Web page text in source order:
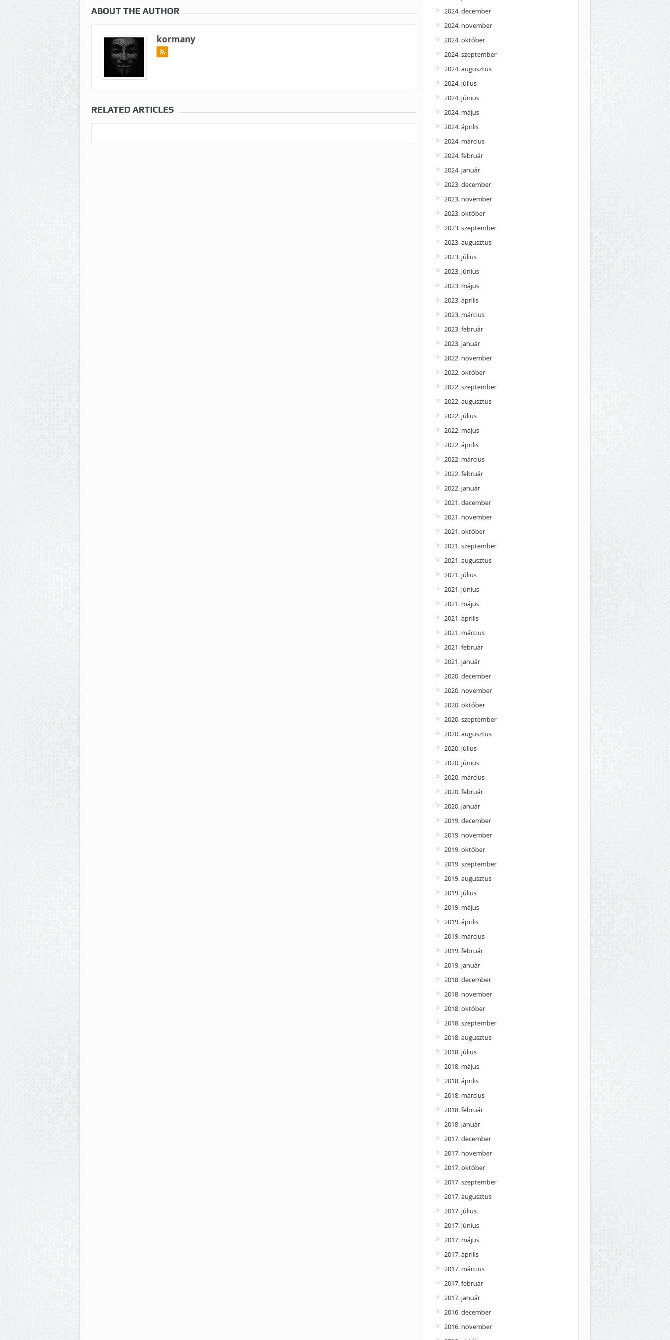
ABOUT THE AUTHOR
kormany
RELATED ARTICLES
2024. december
2024. november
2024. október
2024. szeptember
2024. augusztus
2024. július
2024. június
2024. május
2024. április
2024. március
2024. február
2024. január
2023. december
2023. november
2023. október
2023. szeptember
2023. augusztus
2023. július
2023. június
2023. május
2023. április
2023. március
2023. február
2023. január
2022. november
2022. október
2022. szeptember
2022. augusztus
2022. július
2022. május
2022. április
2022. március
2022. február
2022. január
2021. december
2021. november
2021. október
2021. szeptember
2021. augusztus
2021. július
2021. június
2021. május
2021. április
2021. március
2021. február
2021. január
2020. december
2020. november
2020. október
2020. szeptember
2020. augusztus
2020. július
2020. június
2020. március
2020. február
2020. január
2019. december
2019. november
2019. október
2019. szeptember
2019. augusztus
2019. július
2019. május
2019. április
2019. március
2019. február
2019. január
2018. december
2018. november
2018. október
2018. szeptember
2018. augusztus
2018. július
2018. május
2018. április
2018. március
2018. február
2018. január
2017. december
2017. november
2017. október
2017. szeptember
2017. augusztus
2017. július
2017. június
2017. május
2017. április
2017. március
2017. február
2017. január
2016. december
2016. november